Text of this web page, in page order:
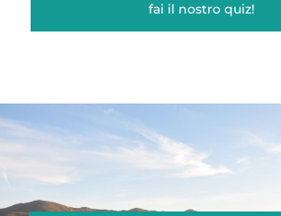
fai il nostro quiz!